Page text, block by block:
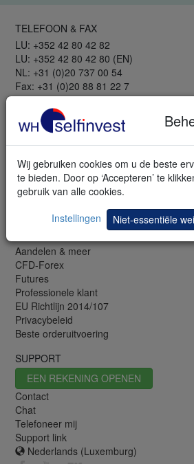
Wij gebruiken cookies om u de beste
te bieden. Door op ‘Accepteren’ te
gebruik van alle cookies.
Instellingen
Niet-essentiële
TELEFOON & FAX
LU: +352 42 80 42 82
LU: +352 42 80 42 80 (EN)
NL: +31 (0)20 737 00 54
Fax: +31 (0)20 88 81 22 7
GRATIS
Webinars en seminars
Mobiele demo
Newsletter
Beurskennis
Aandelen & meer
CFD-Forex
Futures
Professionele klant
EU Richtlijn 2014/107
Privacybeleid
Beste orderuitvoering
SUPPORT
EEN REKENING OPENEN
Contact
Chat
Telefoneer mij
Support link
Nederlands (Luxemburg)